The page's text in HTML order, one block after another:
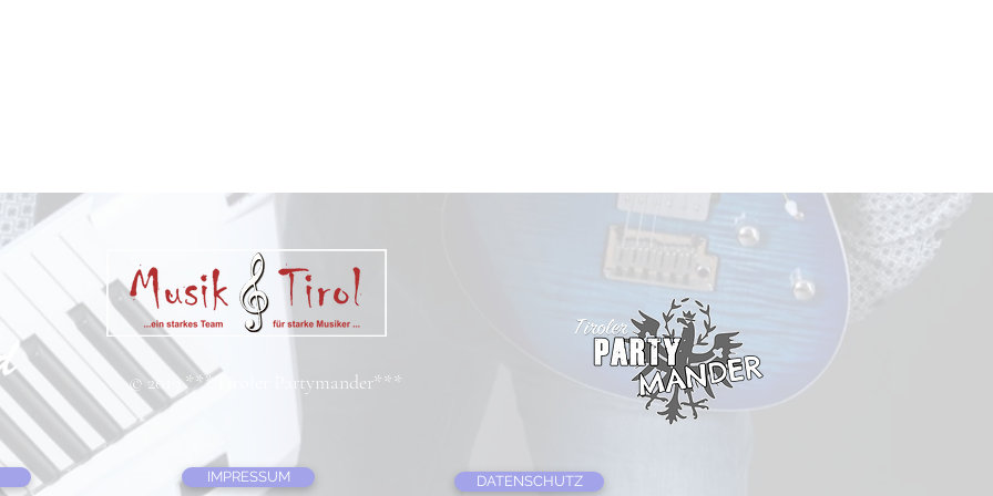
© 2019 ***Tiroler Partymander***
IMPRESSUM DATENSCHUTZ